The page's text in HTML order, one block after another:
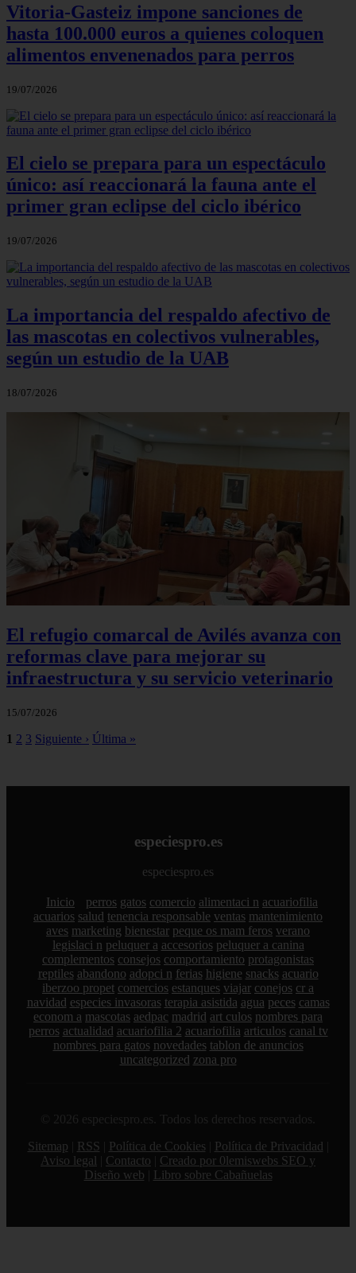
Vitoria-Gasteiz impone sanciones de
hasta 100.000 euros a quienes coloquen
alimentos envenenados para perros
19/07/2026
El cielo se prepara para un espectáculo
único: así reaccionará la fauna ante el
primer gran eclipse del ciclo ibérico
19/07/2026
La importancia del respaldo afectivo de
las mascotas en colectivos vulnerables,
según un estudio de la UAB
18/07/2026
El refugio comarcal de Avilés avanza con
reformas clave para mejorar su
infraestructura y su servicio veterinario
15/07/2026
1 2 3 Siguiente › Última »
especiespro.es
especiespro.es
Inicio perros gatos comercio alimentaci n acuariofilia
acuarios salud tenencia responsable ventas mantenimiento
aves marketing bienestar peque os mam feros verano
legislaci n peluquer a accesorios peluquer a canina
complementos consejos comportamiento protagonistas
reptiles abandono adopci n ferias higiene snacks acuario
iberzoo propet comercios estanques viajar conejos cr a
navidad especies invasoras terapia asistida agua peces camas
econom a mascotas aedpac madrid art culos nombres para
perros actualidad acuariofilia 2 acuariofilia articulos canal tv
nombres para gatos novedades tablon de anuncios
uncategorized zona pro
© 2026 especiespro.es. Todos los derechos reservados.
Sitemap
RSS Política de Cookies Política de Privacidad
Aviso legal
Contacto
Creado por 0lemiswebs SEO y
Diseño web
Libro sobre Cabañuelas